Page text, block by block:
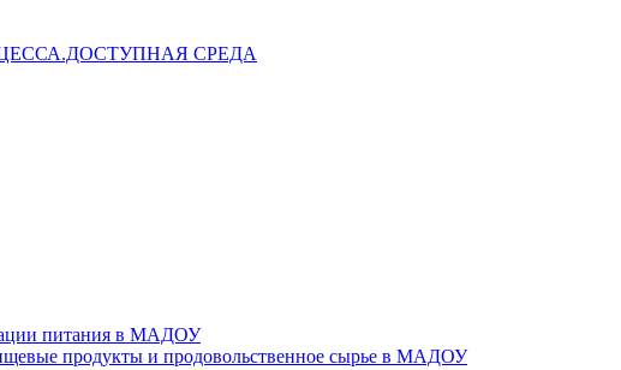
СРЕДА
питания в МАДОУ
продукты и продовольственное сырье в МАДОУ